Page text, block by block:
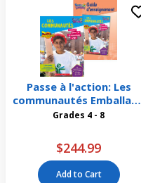
Passe à l'action: Les
communautés Emballage
de 6Grades 4 - 8
$244.99
Add to Cart